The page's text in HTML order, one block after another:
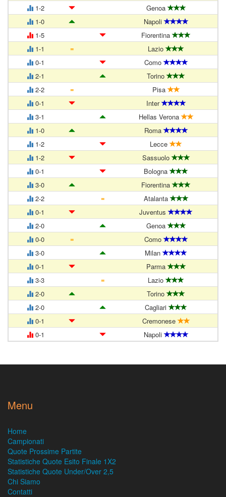
1-2
Genoa
1-0
Napoli
1-5
Fiorentina
1-1
=
Lazio
0-1
Como
2-1
Torino
2-2
=
Pisa
0-1
Inter
3-1
Hellas Verona
1-0
Roma
1-2
Lecce
1-2
Sassuolo
0-1
Bologna
3-0
Fiorentina
2-2
=
Atalanta
0-1
Juventus
2-0
Genoa
0-0
=
Como
3-0
Milan
0-1
Parma
3-3
=
Lazio
2-0
Torino
2-0
Cagliari
0-1
Cremonese
0-1
Napoli
Menu
Home
Campionati
Quote Prossime Partite
Statistiche Quote Esito Finale 1X2
Statistiche Quote Under/Over 2,5
Chi Siamo
Contatti